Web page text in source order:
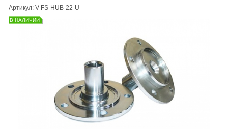
Артикул: V-FS-HUB-22-U
В НАЛИЧИИ